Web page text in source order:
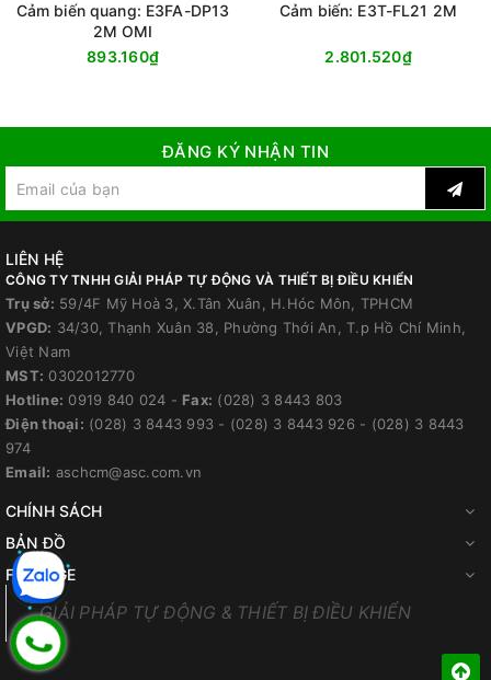
Cảm biến quang: E3FA-DP13
2M OMI
893.160₫
Cảm biến: E3T-FL21 2M
2.801.520₫
ĐĂNG KÝ NHẬN TIN
LIÊN HỆ
CÔNG TY TNHH GIẢI PHÁP TỰ ĐỘNG VÀ THIẾT BỊ ĐIỀU KHIỂN
Trụ sở: 59/4F Mỹ Hoà 3, X.Tân Xuân, H.Hóc Môn, TPHCM
VPGD: 34/30, Thạnh Xuân 38, Phường Thới An, T.p Hồ Chí Minh,
Việt Nam
MST: 0302012770
Hotline: 0919 840 024 - Fax: (028) 3 8443 803
Điện thoại: (028) 3 8443 993 - (028) 3 8443 926 - (028) 3 8443
974
Email: aschcm@asc.com.vn
CHÍNH SÁCH
BẢN ĐỒ
FANPAGE
GIẢI PHÁP TỰ ĐỘNG & THIẾT BỊ ĐIỀU KHIỂN